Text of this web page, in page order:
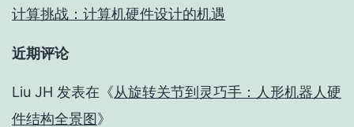
计算挑战：计算机硬件设计的机遇
近期评论
Liu JH 发表在《从旋转关节到灵巧手：人形机器人硬
件结构全景图》